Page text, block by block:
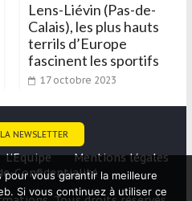
Lens-Liévin (Pas-de-
Calais), les plus hauts
terrils d’Europe
fascinent les sportifs
17 octobre 2023
NEWSLETTER
L’Equipe
Mentions légales
Confidentialité
vous garantir la meilleure
Si vous continuez à utiliser ce